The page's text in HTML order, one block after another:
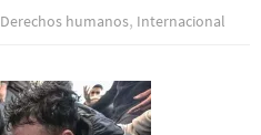
Derechos humanos, Internacional